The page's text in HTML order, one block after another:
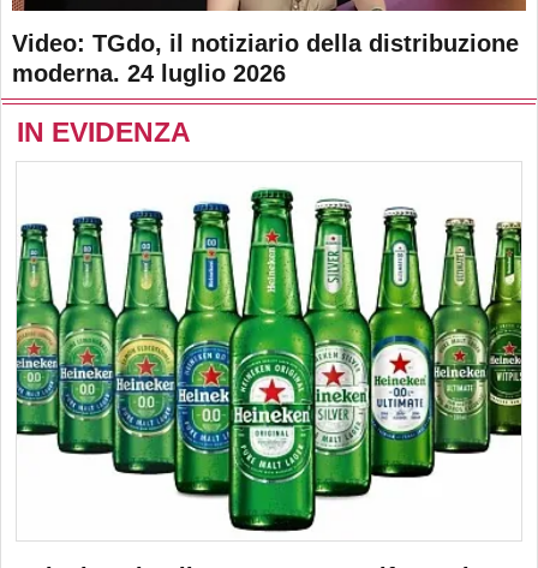
Video: TGdo, il notiziario della distribuzione
moderna. 24 luglio 2026
IN EVIDENZA